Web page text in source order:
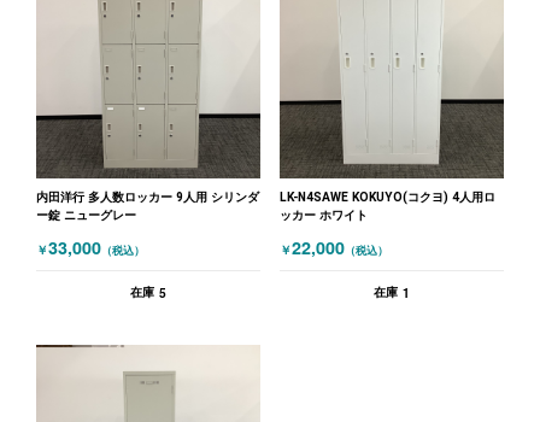
内田洋行 多人数ロッカー 9人用 シリンダ
ー錠 ニューグレー
￥33,000 （税込）
在庫 5
LK-N4SAWE KOKUYO(コクヨ) 4人用ロ
ッカー ホワイト
￥22,000 （税込）
在庫 1